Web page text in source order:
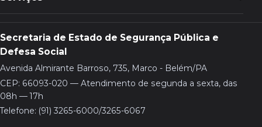
Secretaria de Estado de Segurança Pública e
Defesa Social
Avenida Almirante Barroso, 735, Marco - Belém/PA
CEP: 66093-020 — Atendimento de segunda a sexta, das
08h — 17h
Telefone: (91) 3265-6000/3265-6067